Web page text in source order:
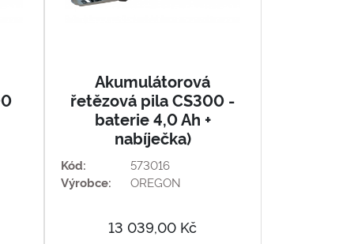
Akumulátorová
řetězová pila CS300 -
baterie 4,0 Ah +
nabíječka)
Kód:
573016
Výrobce:
OREGON
13 039,00 Kč